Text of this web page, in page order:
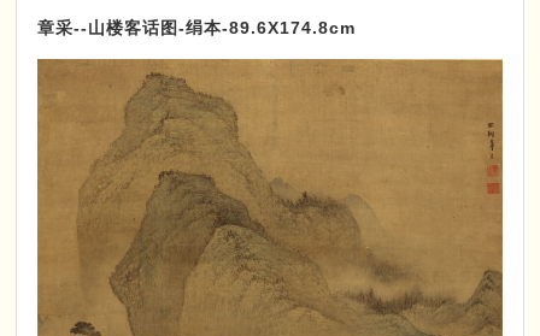
章采--山楼客话图-绢本-89.6X174.8cm